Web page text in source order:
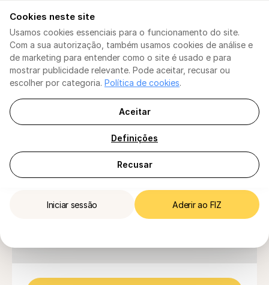
Cookies neste site
Usamos cookies essenciais para o funcionamento do site.
Com a sua autorização, também usamos cookies de análise e
de marketing para entender como o site é usado e para
mostrar publicidade relevante. Pode aceitar, recusar ou
escolher por categoria. Política de cookies.
Recusar
Definições
Aceitar
Faturação
Para TI / ENI
Segurança
IVA
Escudo Fiscal
Declaração de IVA
Faturação
Diretório de Empresas
TI / ENI
Declaração de IVA
Empresas
Declaração de IRS
IA Consultor Fiscal
Ajuda
Iniciar sessão Aderir ao FIZ
Isento de IVA Sujeito a IVA
Três planos simples para TI/ENI no regime de
isenção de IVA (art.53º/art.9º)
Para trabalhadores independentes — não para empresas